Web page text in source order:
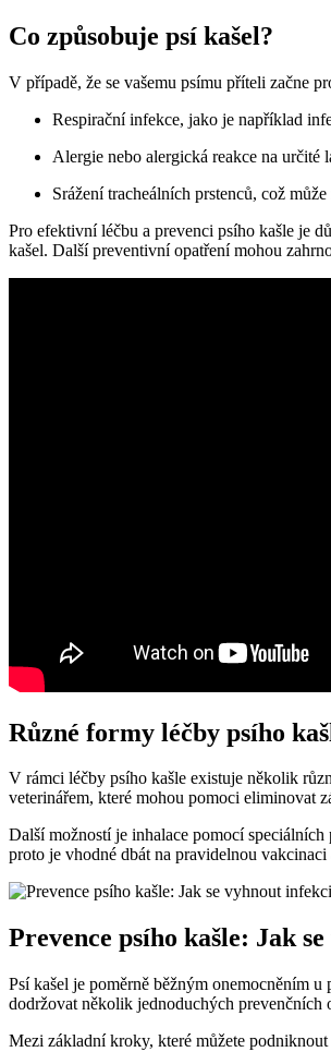
Co způsobuje psí kašel?
V případě, že se vašemu psímu příteli začne
Respirační infekce, jako je například
Alergie nebo alergická reakce na určité
Srážení tracheálních prstenců, což
Pro efektivní léčbu a prevenci psího kašle je
kašel. Další preventivní opatření mohou
Různé formy léčby psího
V rámci léčby psího kašle existuje několik
veterinářem, které mohou pomoci eliminovat
Další možností je inhalace pomocí
proto je vhodné dbát na pravidelnou
Prevence psího kašle: Jak
Psí kašel je poměrně běžným onemocněním
dodržovat několik jednoduchých prevenčních
Mezi základní kroky, které můžete